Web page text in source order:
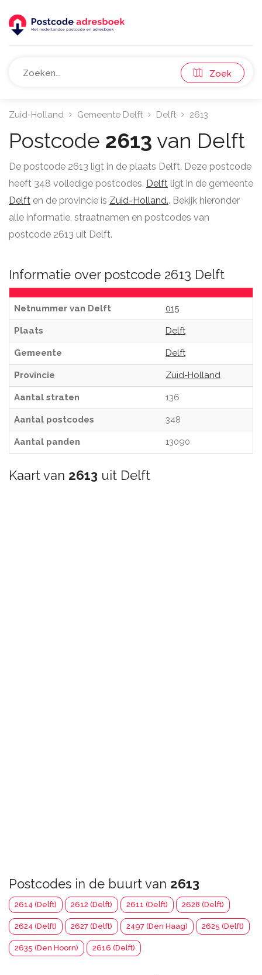
Zoek
Zuid-Holland Gemeente Delft Delft 2613
Postcode 2613 van Delft
De postcode 2613 ligt in de plaats Delft. Deze postcode
heeft 348 volledige postcodes. Delft ligt in de gemeente
Delft en de provincie is Zuid-Holland.. Bekijk hieronder
alle informatie, straatnamen en postcodes van
postcode 2613 uit Delft.
Informatie over postcode 2613 Delft
Netnummer van Delft 015
Plaats Delft
Gemeente Delft
Provincie Zuid-Holland
Aantal straten 136
Aantal postcodes 348
Aantal panden 13090
Kaart van 2613 uit Delft
Postcodes in de buurt van 2613
2614 (Delft) 2612 (Delft) 2611 (Delft) 2628 (Delft)
2624 (Delft) 2627 (Delft) 2497 (Den Haag) 2625 (Delft)
2635 (Den Hoorn) 2616 (Delft)